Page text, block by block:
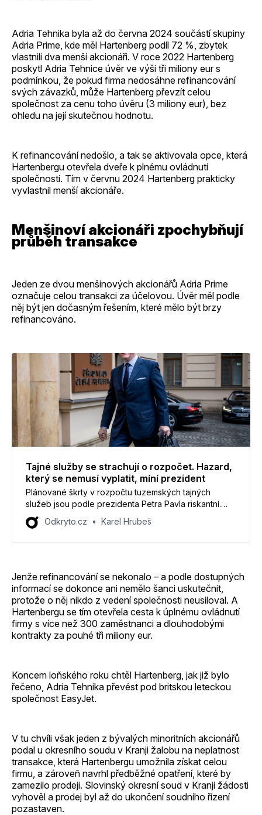
Adria Tehnika byla až do června 2024 součástí skupiny
Adria Prime, kde měl Hartenberg podíl 72 %, zbytek
vlastnili dva menší akcionáři. V roce 2022 Hartenberg
poskytl Adria Tehnice úvěr ve výši tři miliony eur s
podmínkou, že pokud firma nedosáhne refinancování
svých závazků, může Hartenberg převzít celou
společnost za cenu toho úvěru (3 miliony eur), bez
ohledu na její skutečnou hodnotu.
K refinancování nedošlo, a tak se aktivovala opce, která
Hartenbergu otevřela dveře k plnému ovládnutí
společnosti. Tím v červnu 2024 Hartenberg prakticky
vyvlastnil menší akcionáře.
Menšinoví akcionáři zpochybňují
průběh transakce
Jeden ze dvou menšinových akcionářů Adria Prime
označuje celou transakci za účelovou. Úvěr měl podle
něj být jen dočasným řešením, které mělo být brzy
refinancováno.
Tajné služby se strachují o rozpočet. Hazard,
který se nemusí vyplatit, míní prezident
Plánované škrty v rozpočtu tuzemských tajných
služeb jsou podle prezidenta Petra Pavla riskantní.
Insideři varují, že by takový krok mohl ohrozit mimo
jiné jejich personální stabilitu.
Odkryto.cz Karel Hrubeš
Jenže refinancování se nekonalo – a podle dostupných
informací se dokonce ani nemělo šanci uskutečnit,
protože o něj nikdo z vedení společnosti neusiloval. A
Hartenbergu se tím otevřela cesta k úplnému ovládnutí
firmy s více než 300 zaměstnanci a dlouhodobými
kontrakty za pouhé tři miliony eur.
Koncem loňského roku chtěl Hartenberg, jak již bylo
řečeno, Adria Tehnika převést pod britskou leteckou
společnost EasyJet.
V tu chvíli však jeden z bývalých minoritních akcionářů
podal u okresního soudu v Kranji žalobu na neplatnost
transakce, která Hartenbergu umožnila získat celou
firmu, a zároveň navrhl předběžné opatření, které by
zamezilo prodeji. Slovinský okresní soud v Kranji žádosti
vyhověl a prodej byl až do ukončení soudního řízení
pozastaven.